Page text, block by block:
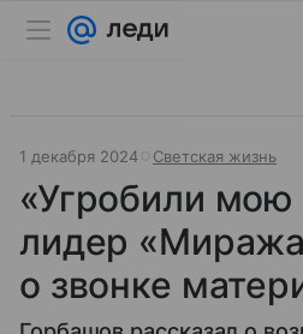
1 декабря 2024 Светская жизнь
«Угробили мою
лидер
о звонке